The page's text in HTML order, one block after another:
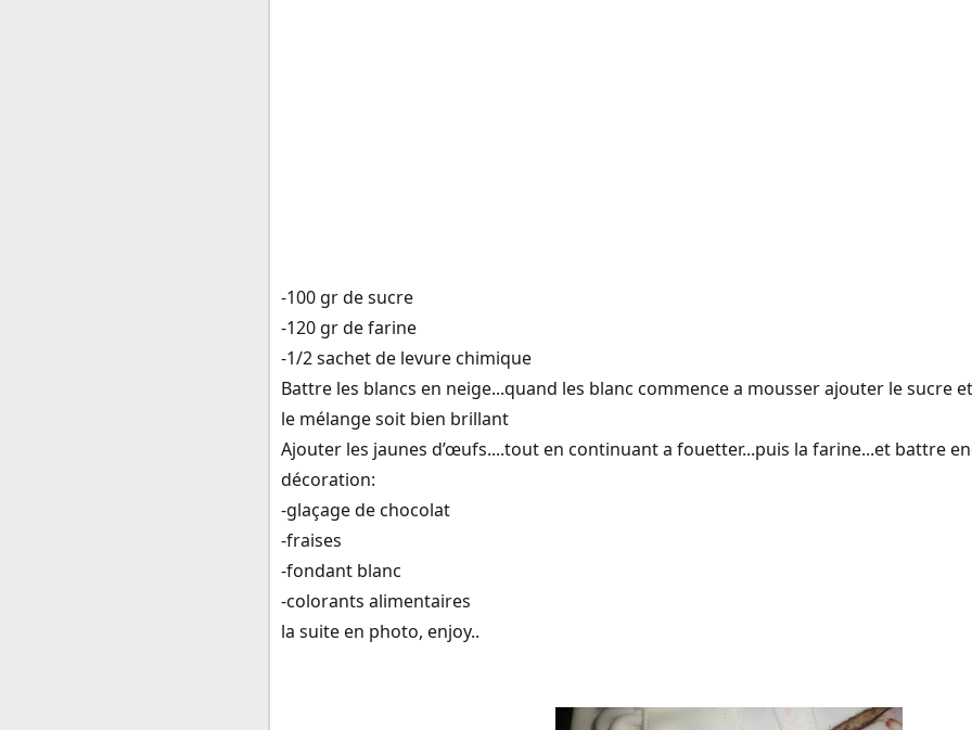
-100 gr de sucre
-120 gr de farine
-1/2 sachet de levure chimique
Battre les blancs en neige...quand les blanc commence a mousser ajouter le sucre
le mélange soit bien brillant
Ajouter les jaunes d’œufs....tout en continuant a fouetter...puis la farine...et battre
décoration:
-glaçage de chocolat
-fraises
-fondant blanc
-colorants alimentaires
la suite en photo, enjoy..